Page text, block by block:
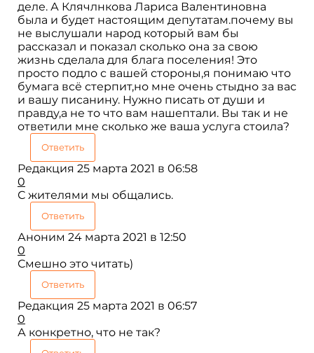
деле. А Клячлнкова Лариса Валентиновна
была и будет настоящим депутатам.почему вы
не выслушали народ который вам бы
рассказал и показал сколько она за свою
жизнь сделала для блага поселения! Это
просто подло с вашей стороны,я понимаю что
бумага всё стерпит,но мне очень стыдно за вас
и вашу писанину. Нужно писать от души и
правду,а не то что вам нашептали. Вы так и не
ответили мне сколько же ваша услуга стоила?
Ответить
Редакция 25 марта 2021 в 06:58
0
С жителями мы общались.
Ответить
Аноним 24 марта 2021 в 12:50
0
Смешно это читать)
Ответить
Редакция 25 марта 2021 в 06:57
0
А конкретно, что не так?